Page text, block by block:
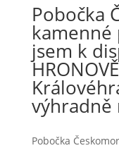
Pobočka
kamenné
jsem k
výhradně
Pobočka